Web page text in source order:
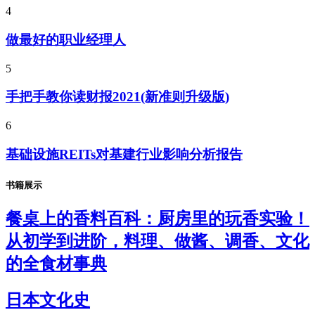
4
做最好的职业经理人
5
手把手教你读财报2021(新准则升级版)
6
基础设施REITs对基建行业影响分析报告
书籍展示
餐桌上的香料百科：厨房里的玩香实验！
从初学到进阶，料理、做酱、调香、文化
的全食材事典
日本文化史